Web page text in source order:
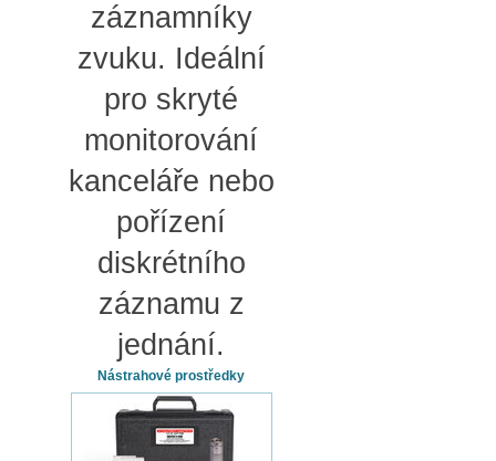
záznamníky
zvuku. Ideální
pro skryté
monitorování
kanceláře nebo
pořízení
diskrétního
záznamu z
jednání.
Nástrahové prostředky